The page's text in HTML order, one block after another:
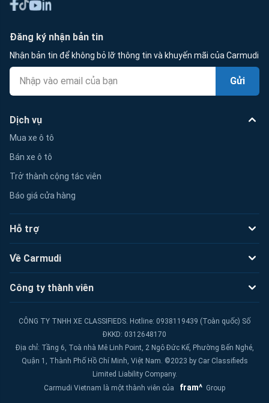
Đăng ký nhận bản tin
Nhận bản tin để không bỏ lỡ thông tin và khuyến mãi của Carmudi
Gửi
Dịch vụ
Mua xe ô tô
Bán xe ô tô
Trở thành cộng tác viên
Báo giá cửa hàng
Hỗ trợ
Về Carmudi
Công ty thành viên
CÔNG TY TNHH XE CLASSIFIEDS. Hotline: 0938119439 (Toàn quốc) Số
ĐKKD: 0312648170
Địa chỉ: Tầng 6, Toà nhà Mê Linh Point, 2 Ngô Đức Kế, Phường Bến Nghé,
Quận 1, Thành Phố Hồ Chí Minh, Việt Nam. ©2023 by Car Classifieds
Limited Liability Company.
Carmudi Vietnam là một thành viên của
fram^ Group